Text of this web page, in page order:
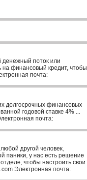
денежный поток или
финансовый кредит, чтобы
почта:
долгосрочных финансовых
годовой ставке 4% ...
почта:
другой человек,
паники, у нас есть решение
чтобы настроить свои
Электронная почта: